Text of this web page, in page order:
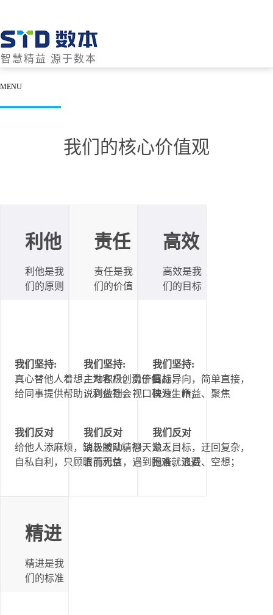
智慧精益 源于数本
MENU
我们的核心价值观
利他
利他是我
们的原则
我们坚持:
真心替他人着想，为客户创造价值，
给同事提供帮助，利益社会
我们反对
给他人添麻烦，缺乏团队精神，
自私自利，只顾眼前利益
责任
责任是我
们的价值
我们坚持:
主动积极，勇于挑战，
说到做到，视口碑为生命；
我们反对
消极被动，怨天尤人，
言而无信，遇到困难就逃避
高效
高效是我
们的目标
我们坚持:
目标导向，简单直接，
快速、精益、聚焦
我们反对
缺乏目标，迂回复杂，
拖沓、浪费、空想；
精进
精进是我
们的标准